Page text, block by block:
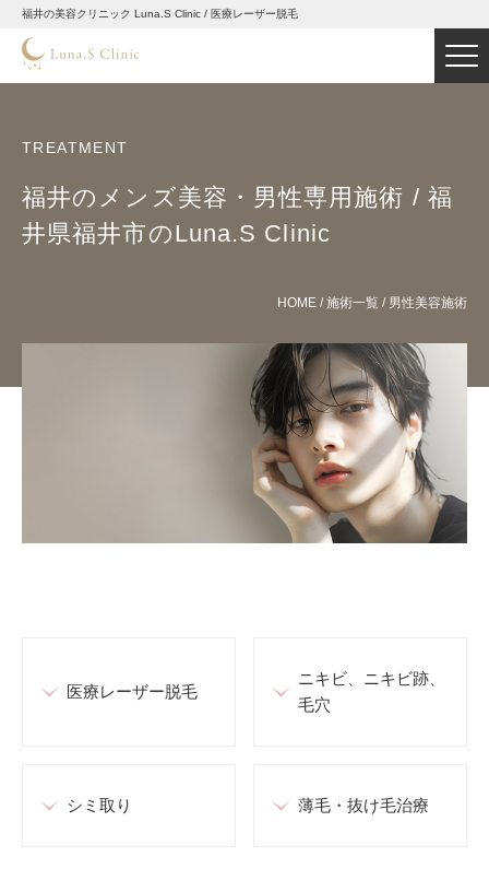
福井の美容クリニック Luna.S Clinic / 医療レーザー脱毛
TREATMENT
福井のメンズ美容・男性専用施術 / 福
井県福井市のLuna.S Clinic
HOME /施術一覧 / 男性美容施術
医療レーザー脱毛
ニキビ、ニキビ跡、
毛穴
シミ取り 薄毛・抜け毛治療